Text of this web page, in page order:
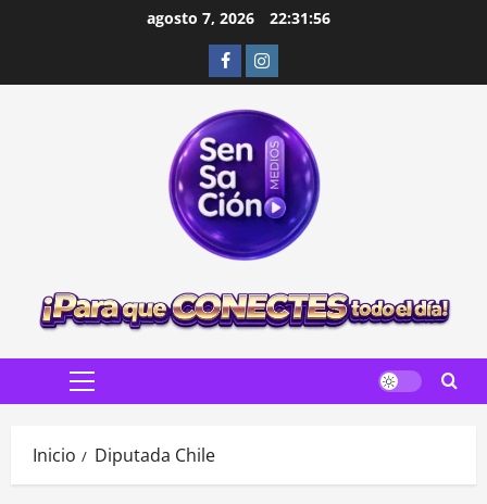
agosto 7, 2026 22:31:57
FacebookInstagram
Menú
Inicio Diputada Chile